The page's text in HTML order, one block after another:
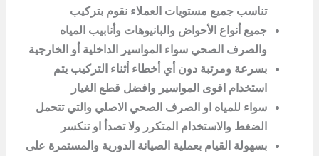
تناسب جميع مستويات العملاء نقوم بتركيب
جميع أنواع الأحواض والبانيوهات وأنابيب المياه
والصرف الصحي سواء المواسير الداخلية أو الخارجية
بسرعة ومرتبة دون أي أخطاء أثناء التركيب يتم
استخدام اقوى المواسير وافضل قطع الغيار
سواء للمياه او الصرف الصحي الاصلي والتي تتحمل
الضغط والاستخدام المتكرر ولا تصدأ او تنكسر
بسهولة القيام بعملية الصيانة الدورية والمستمرة على